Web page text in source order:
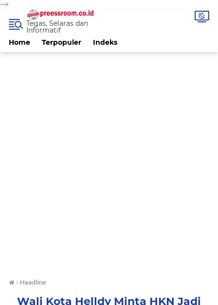
-->
Home Terpopuler Indeks
Tegas, Selaras dan
Informatif
› Headline
Wali Kota Helldy Minta HKN Jadi